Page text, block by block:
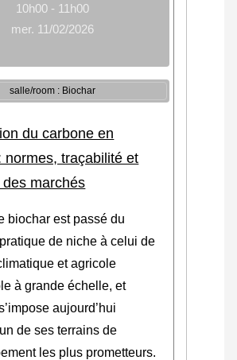
10h00 - 11h00
mer. 11/02/2026
salle/room : Biochar
du carbone en
normes, traçabilité et
marchés
biochar est passé du
de niche à celui de
et agricole
à grande échelle, et
aujourd’hui
de ses terrains de
les plus prometteurs.